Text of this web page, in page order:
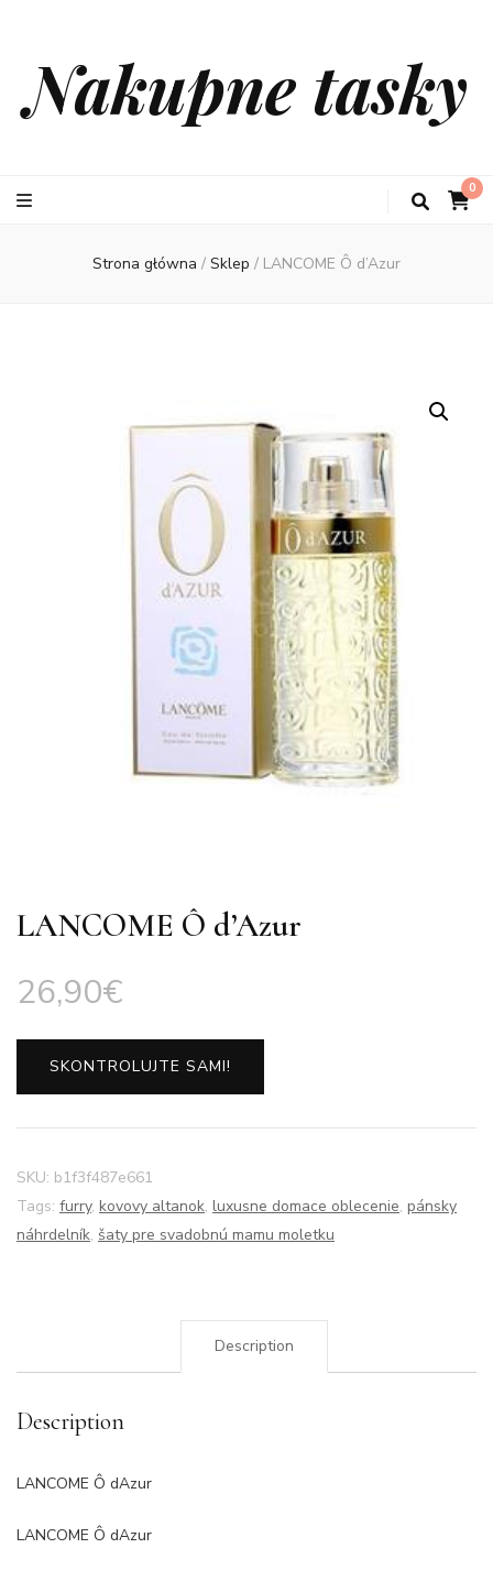
Nakupne tasky
0
Strona główna / Sklep / LANCOME Ô d’Azur
LANCOME Ô d’Azur
26,90€
SKONTROLUJTE SAMI!
SKU: b1f3f487e661
Tags: furry, kovovy altanok, luxusne domace oblecenie, pánsky
náhrdelník, šaty pre svadobnú mamu moletku
Description
Description
LANCOME Ô dAzur
LANCOME Ô dAzur